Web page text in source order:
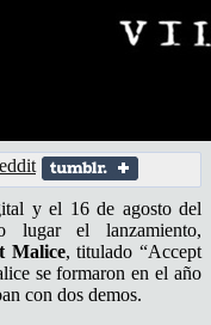
y el 16 de agosto del
lugar el lanzamiento,
Malice, titulado “Accept
se formaron en el año
con dos demos.